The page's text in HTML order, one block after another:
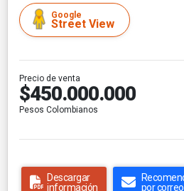
Google
Street View
Precio de venta
$450.000.000
Pesos Colombianos
Descargar
información
por